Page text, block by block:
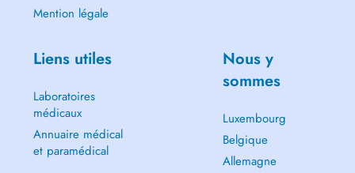
Mention légale
Liens utiles
Laboratoires
médicaux
Annuaire médical
et paramédical
Nous y
sommes
Luxembourg
Belgique
Allemagne